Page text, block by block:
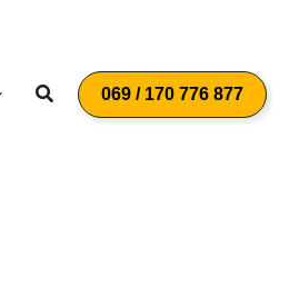
Suchen069 / 170 776 877